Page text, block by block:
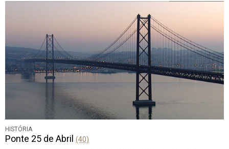
HISTÓRIA
Ponte 25 de Abril (40)